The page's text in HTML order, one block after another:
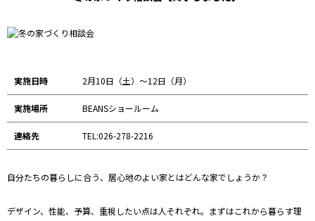
実施日時 2月10日（土）～12日（月）
実施場所 BEANSショールーム
連絡先 TEL:026-278-2216
自分たちの暮らしに合う、居心地のよい家とはどんな家でしょうか？
デザイン、性能、予算、重視したい点は人それぞれ。まずはこれから暮らす理